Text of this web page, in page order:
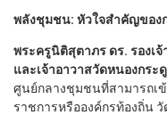
พลังชุมชน: หัวใจสำคัญของ
พระครูนิติสุตาภร ดร. รองเ
และเจ้าอาวาสวัดหนองกระ
ศูนย์กลางชุมชนที่สามารถเ
ราชการหรือองค์กรท้องถิ่น